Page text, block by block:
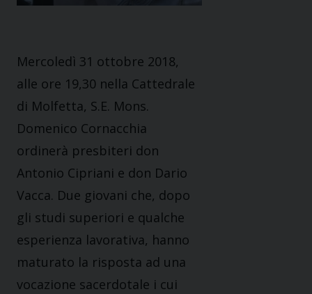
Mercoledì 31 ottobre 2018,
alle ore 19,30 nella Cattedrale
di Molfetta, S.E. Mons.
Domenico Cornacchia
ordinerà presbiteri don
Antonio Cipriani e don Dario
Vacca. Due giovani che, dopo
gli studi superiori e qualche
esperienza lavorativa, hanno
maturato la risposta ad una
vocazione sacerdotale i cui